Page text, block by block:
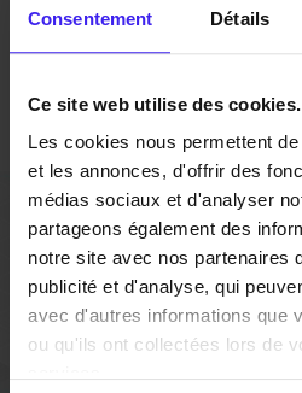
Consentement Détails
Ce site web utilise des cookies.
Les cookies nous permettent
et les annonces, d'offrir des
médias sociaux et d'analyser
partageons également des
notre site avec nos partenaires
publicité et d'analyse, qui
avec d'autres informations que
ou qu'ils ont collectées lors de
de recherche pourrait vous
Search: